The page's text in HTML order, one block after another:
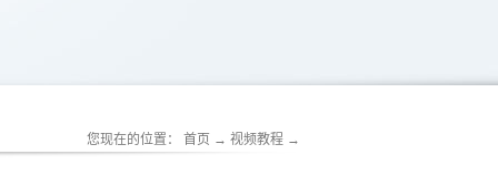
您现在的位置： 首页 → 视频教程 →